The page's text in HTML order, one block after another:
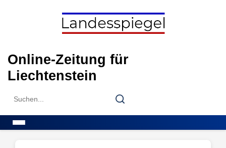
Online-Zeitung für
Liechtenstein
Search
Search